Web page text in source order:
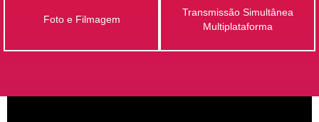
Foto e Filmagem
Transmissão Simultânea
Multiplataforma